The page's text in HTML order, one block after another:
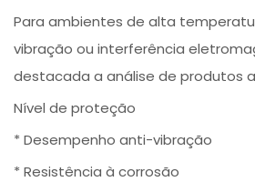
Para ambientes de alta
vibração ou interferência
destacada a análise de produtos
Nível de proteção
* Desempenho anti-vibração
* Resistência à corrosão